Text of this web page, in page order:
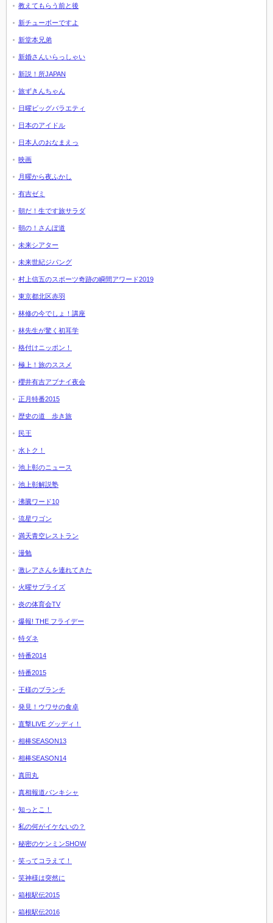
教えてもらう前と後
新チューボーですよ
新堂本兄弟
新婚さんいらっしゃい
新説！所JAPAN
旅ずきんちゃん
日曜ビッグバラエティ
日本のアイドル
日本人のおなまえっ
映画
月曜から夜ふかし
有吉ゼミ
朝だ！生です旅サラダ
朝の！さんぽ道
未来シアター
未来世紀ジパング
村上信五のスポーツ奇跡の瞬間アワード2019
東京都北区赤羽
林修の今でしょ！講座
林先生が驚く初耳学
格付けニッポン！
極上！旅のススメ
櫻井有吉アブナイ夜会
正月特番2015
歴史の道 歩き旅
民王
水トク！
池上彰のニュース
池上彰解説塾
沸騰ワード10
流星ワゴン
満天青空レストラン
漫勉
激レアさんを連れてきた
火曜サプライズ
炎の体育会TV
爆報! THE フライデー
特ダネ
特番2014
特番2015
王様のブランチ
発見！ウワサの食卓
直撃LIVE グッディ！
相棒SEASON13
相棒SEASON14
真田丸
真相報道バンキシャ
知っとこ！
私の何がイケないの？
秘密のケンミンSHOW
笑ってコラえて！
笑神様は突然に
箱根駅伝2015
箱根駅伝2016